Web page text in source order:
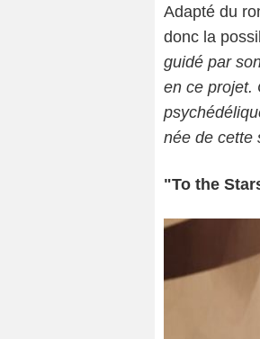
Adapté du
donc la
guidé par
en ce projet.
née de cette
"To the